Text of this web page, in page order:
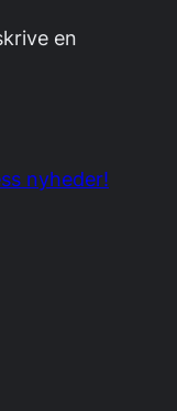
en
nyheder!